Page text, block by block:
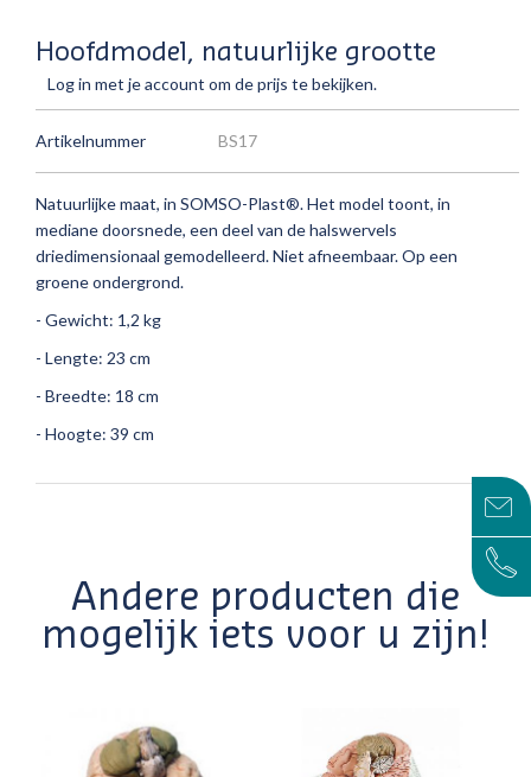
Hoofdmodel, natuurlijke grootte
Log in met je account om de prijs te bekijken.
Artikelnummer BS17
Natuurlijke maat, in SOMSO-Plast®.Het model toont, in
mediane doorsnede, een deel van de halswervels
driedimensionaal gemodelleerd.Niet afneembaar.Op een
groene ondergrond.
- Gewicht: 1,2 kg
- Lengte: 23 cm
- Breedte: 18 cm
- Hoogte: 39 cm
Andere producten die
mogelijk iets voor u zijn!